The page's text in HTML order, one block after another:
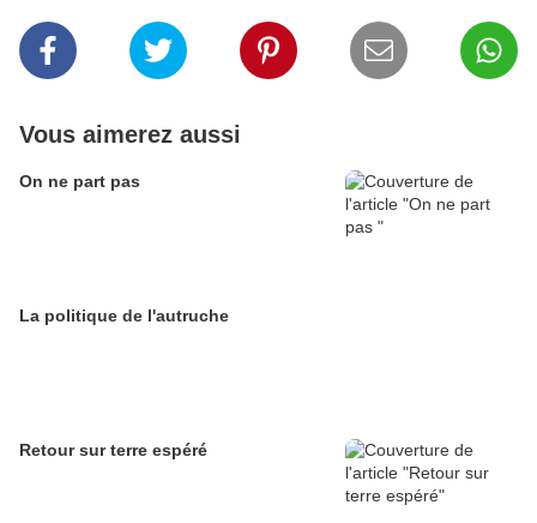
Vous aimerez aussi
On ne part pas
La politique de l'autruche
Retour sur terre espéré